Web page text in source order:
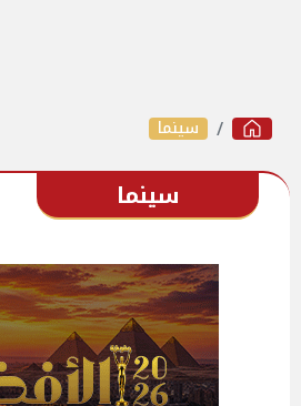
سينما
سينما